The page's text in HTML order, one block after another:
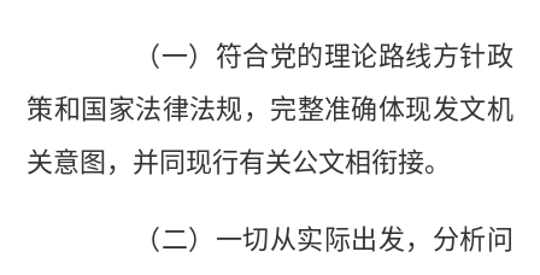
（一）符合党的理论路线方针政
策和国家法律法规，完整准确体现发文机
关意图，并同现行有关公文相衔接。
（二）一切从实际出发，分析问